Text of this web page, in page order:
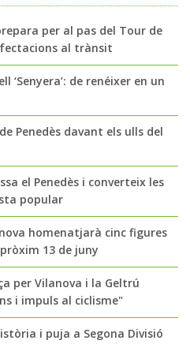
per al pas del Tour de
al trànsit
‘Senyera’: de renéixer en un
Penedès davant els ulls del
el Penedès i converteix les
popular
homenatjarà cinc figures
13 de juny
per Vilanova i la Geltrú
i impuls al ciclisme"
i puja a Segona Divisió